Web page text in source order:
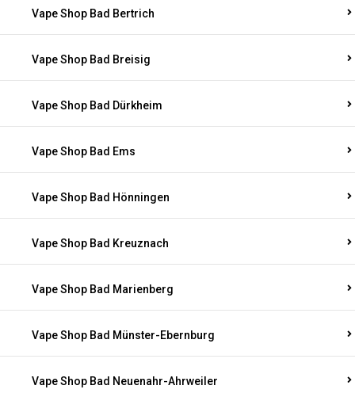
Vape Shop Bad Bertrich
Vape Shop Bad Breisig
Vape Shop Bad Dürkheim
Vape Shop Bad Ems
Vape Shop Bad Hönningen
Vape Shop Bad Kreuznach
Vape Shop Bad Marienberg
Vape Shop Bad Münster-Ebernburg
Vape Shop Bad Neuenahr-Ahrweiler